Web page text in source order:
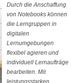
Durch die Anschaffung
von Notebooks können
die Lerngruppen in
digitalen
Lernumgebungen
flexibel agieren und
individuell Lernaufträge
bearbeiten. Mit
leistungsstarken